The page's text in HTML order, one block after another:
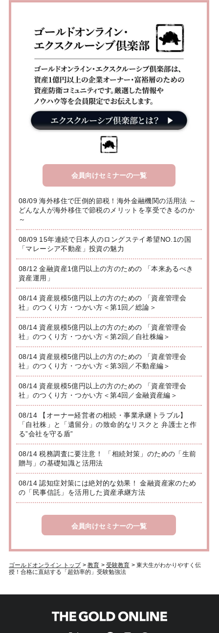
会員向けセミナーの一覧
08/09 海外移住で圧倒的節税！海外金融機関の活用法 ～
どんな人が海外移住で節税のメリットを享受できるのか
～
08/09 15年連続で日本人のロングステイ希望NO.1の国
「マレーシア不動産」投資の魅力
08/12 金融資産1億円以上の方のための 「本来あるべき
資産運用」
08/14 資産規模5億円以上の方のための 「資産管理会
社」のつくり方・つかい方＜第1回／総論＞
08/14 資産規模5億円以上の方のための 「資産管理会
社」のつくり方・つかい方＜第2回／自社株編＞
08/14 資産規模5億円以上の方のための 「資産管理会
社」のつくり方・つかい方＜第3回／不動産編＞
08/14 資産規模5億円以上の方のための 「資産管理会
社」のつくり方・つかい方＜第4回／金融資産編＞
08/14 【オーナー経営者の相続・事業承継トラブル】
「自社株」と「遺留分」の致命的なリスクと 弁護士と作
る”会社を守る盾”
08/14 税務調査に要注意！ 「相続対策」のための「生前
贈与」の基礎知識と活用法
08/14 認知症対策には絶対的な効果！ 金融資産家のため
の「民事信託」を活用した資産承継方法
会員向けセミナーの一覧
ゴールドオンライン トップ > 教育 > 受験教育 > 東大生がわかりやすく伝
授！合格に直結する「超効率的」受験勉強法